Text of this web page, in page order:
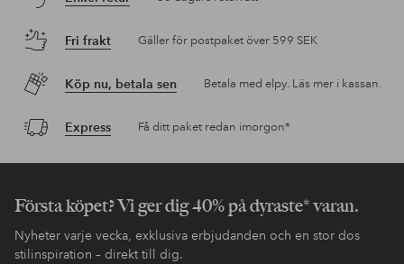
Fri frakt Gäller för postpaket över 599 SEK
Köp nu, betala sen Betala med elpy. Läs mer i kassan.
Express Få ditt paket redan imorgon*
Första köpet? Vi ger dig 40% på dyraste* varan.
Nyheter varje vecka, exklusiva erbjudanden och en stor dos
stilinspiration – direkt till dig.